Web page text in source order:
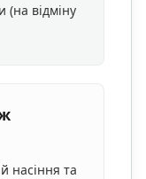
(на відміну
насіння та